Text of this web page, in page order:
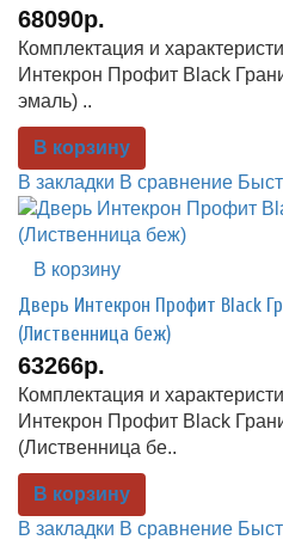
68090р.
Комплектация и
Интекрон Профит Black
эмаль) ..
В корзину
В закладки В сравнение
В корзину
Дверь Интекрон Профит Black
(Лиственница беж)
63266р.
Комплектация и
Интекрон Профит Black
(Лиственница бе..
В корзину
В закладки В сравнение